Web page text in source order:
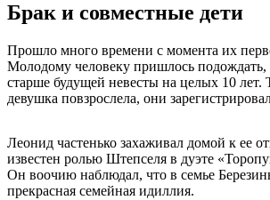
Брак и совместные дети
Прошло много времени с момента их
Молодому человеку пришлось подождать,
старше будущей невесты на целых 10 лет.
девушка повзрослела, они
Леонид частенько захаживал домой к ее
известен ролью Штепселя в дуэте
Он воочию наблюдал, что в семье
прекрасная семейная идиллия.